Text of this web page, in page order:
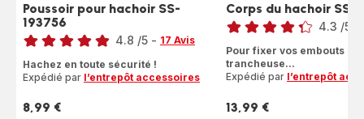
Poussoir pour hachoir SS-
193756
Note
4.8 /5 - 17 Avis
Hachez en toute sécurité !
Expédié par l’entrepôt accessoires
Prix
8,99 €
Corps du hachoir SS-
Note
4.3 /5
Pour fixer vos embouts
trancheuse...
Expédié par l’entrepôt
Prix
13,99 €